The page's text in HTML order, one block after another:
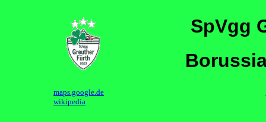
SpVgg
maps.google.de
wikipedia